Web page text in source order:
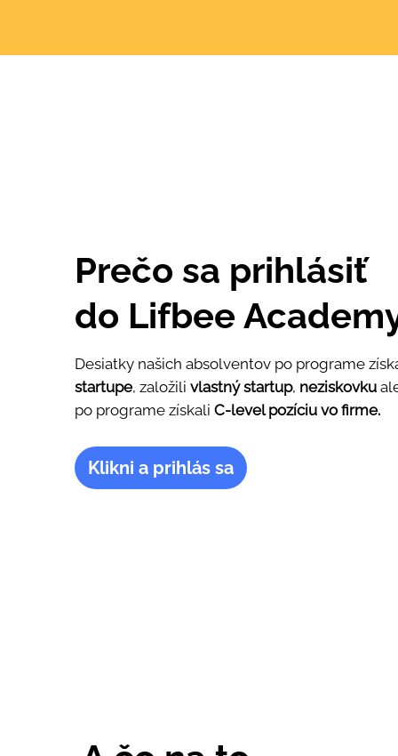
Prečo sa prihlásiť
do Lifbee
Desiatky našich absolventov po programe
startupe, založili vlastný startup, neziskovku
po programe získali C-level pozíciu vo firme.
Klikni a prihlás sa